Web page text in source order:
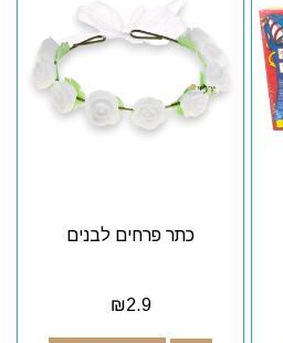
כתר פרחים לבנים
₪2.9